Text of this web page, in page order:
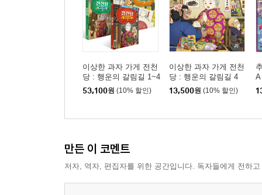
이상한 과자 가게 전천
당 : 행운의 갈림길 1~4
권 세트
53,100원 (10% 할인)
이상한 과자 가게 전천
당 : 행운의 갈림길 4
13,500원 (10% 할인)
A
만든 이 코멘트
저자, 역자, 편집자를 위한 공간입니다. 독자들에게 전하